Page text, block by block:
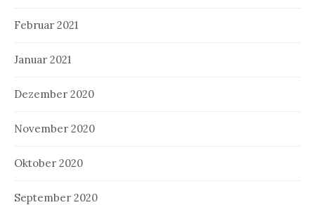
Februar 2021
Januar 2021
Dezember 2020
November 2020
Oktober 2020
September 2020